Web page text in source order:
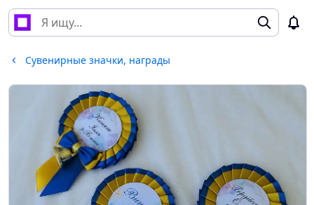
Сувенирные значки, награды